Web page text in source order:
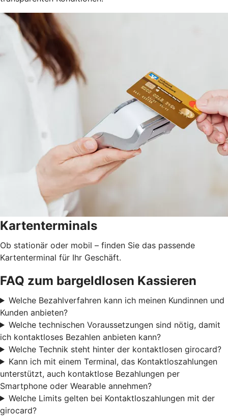
Kartenterminals
Ob stationär oder mobil – finden Sie das passende
Kartenterminal für Ihr Geschäft.
FAQ zum bargeldlosen Kassieren
Welche Bezahlverfahren kann ich meinen Kundinnen und
Kunden anbieten?
Welche technischen Voraussetzungen sind nötig, damit
ich kontaktloses Bezahlen anbieten kann?
Welche Technik steht hinter der kontaktlosen girocard?
Kann ich mit einem Terminal, das Kontaktloszahlungen
unterstützt, auch kontaktlose Bezahlungen per
Smartphone oder Wearable annehmen?
Welche Limits gelten bei Kontaktloszahlungen mit der
girocard?